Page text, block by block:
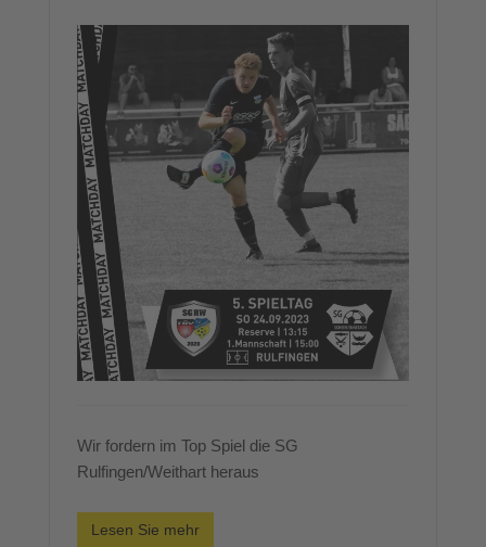
Wir fordern im Top Spiel die SG
Rulfingen/Weithart heraus
Lesen Sie mehr